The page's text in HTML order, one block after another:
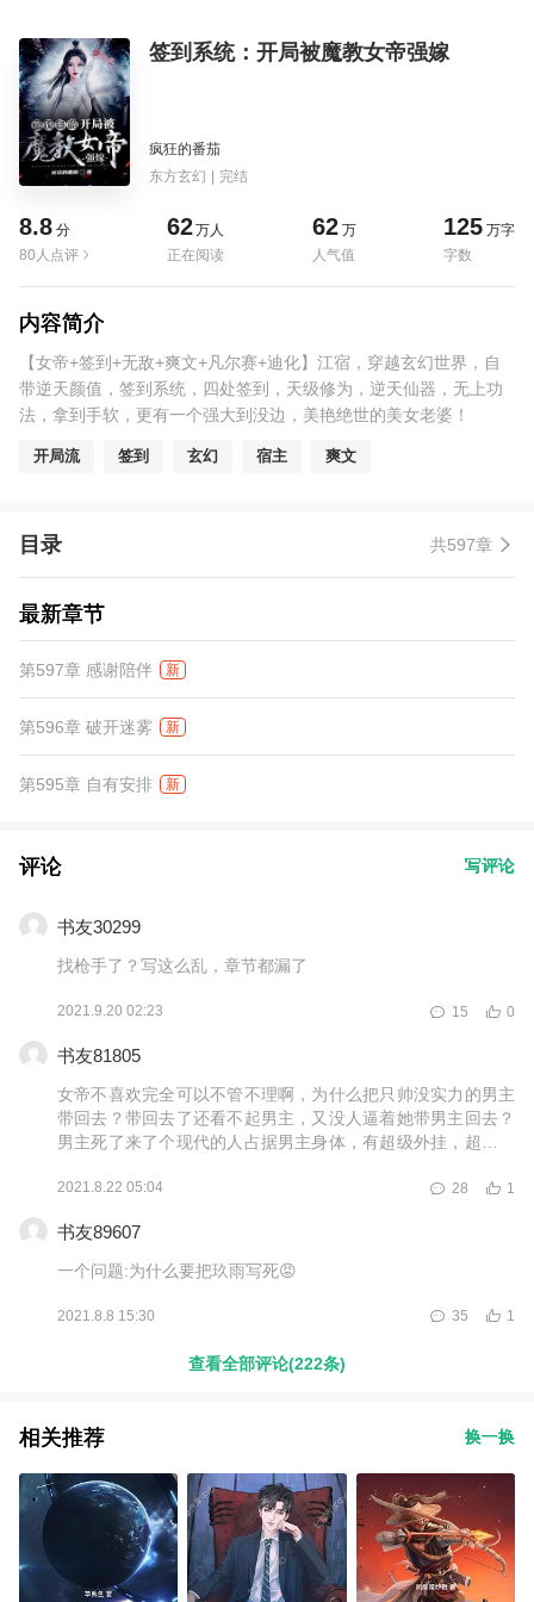
签到系统：开局被魔教女帝强嫁
疯狂的番茄
东方玄幻 | 完结
8.8 分
80人点评
62万人
正在阅读
62 万
人气值
125 万字
字数
内容简介
【女帝+签到+无敌+爽文+凡尔赛+迪化】江宿，穿越玄幻世界，自
带逆天颜值，签到系统，四处签到，天级修为，逆天仙器，无上功
法，拿到手软，更有一个强大到没边，美艳绝世的美女老婆！
开局流 签到 玄幻 宿主 爽文
目录 共597章
最新章节
第597章 感谢陪伴 新
第596章 破开迷雾 新
第595章 自有安排 新
评论 写评论
书友30299
找枪手了？写这么乱，章节都漏了
2021.9.20 02:23 0
15
书友81805
女帝不喜欢完全可以不管不理啊，为什么把只帅没实力的男主
带回去？带回去了还看不起男主，又没人逼着她带男主回去？
男主死了来了个现代的人占据男主身体，有超级外挂，超帅的
自己成长起来并不比她差，又没感情，
2021.8.22 05:04 1
28
书友89607
一个问题:为什么要把玖雨写死😡
2021.8.8 15:30 1
35
查看全部评论(222条)
相关推荐 换一换